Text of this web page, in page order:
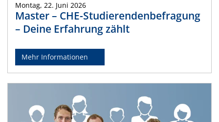
Montag, 22. Juni 2026
Master – CHE-Studierendenbefragung
– Deine Erfahrung zählt
Mehr Informationen